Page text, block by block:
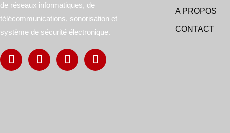
de réseaux informatiques, de
télécommunications, sonorisation et
système de sécurité électronique.
A PROPOS
CONTACT